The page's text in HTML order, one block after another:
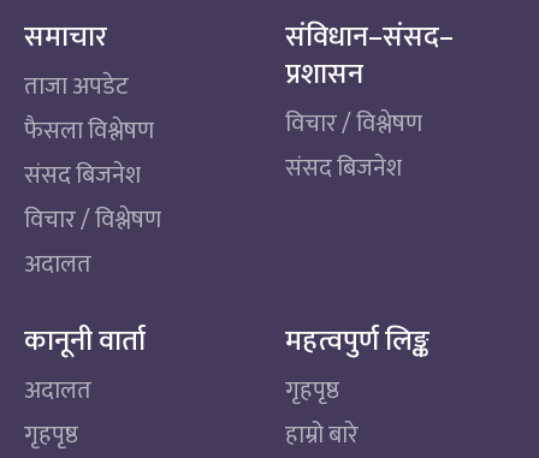
समाचार
ताजा अपडेट
फैसला विश्लेषण
संसद बिजनेश
विचार / विश्लेषण
अदालत
संविधान–संसद–
प्रशासन
विचार / विश्लेषण
संसद बिजनेश
कानूनी वार्ता
अदालत
गृहपृष्ठ
महत्वपुर्ण लिङ्क
गृहपृष्ठ
हाम्रो बारे